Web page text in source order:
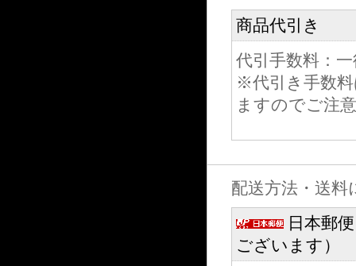
商品代引き
代引手数料：
※代引き手数
ますのでご注
配送方法・送料
日本郵
ございます）